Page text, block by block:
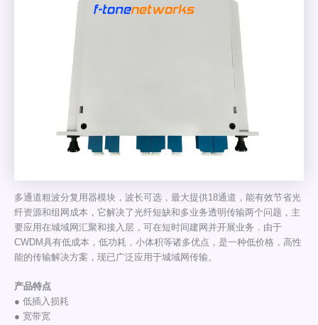
多通道粗波分复用器模块，波长可选，最大提供18通道，能有效节省光
纤资源和组网成本，它解决了光纤短缺和多业务透明传输两个问题，主
要应用在城域网汇聚和接入层，可在短时间建网并开展业务．由于
CWDM具有低成本，低功耗，小体积等诸多优点，是一种低价格，高性
能的传输解决方案，现已广泛应用于城域网传输。
产品特点
● 低插入损耗
● 宽带宽